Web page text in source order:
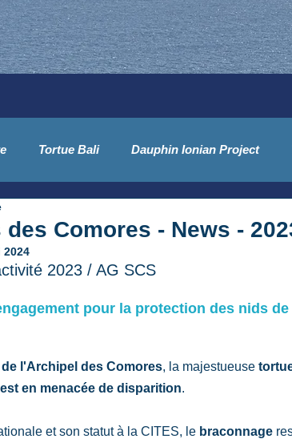
Tortue Bali Dauphin Ionian Project
Comores - News -
2024
2023 / AG SCS
pour la protection des nids
l'Archipel des Comores, la majestueuse
est en menacée de disparition.
et son statut à la CITES, le braconnage